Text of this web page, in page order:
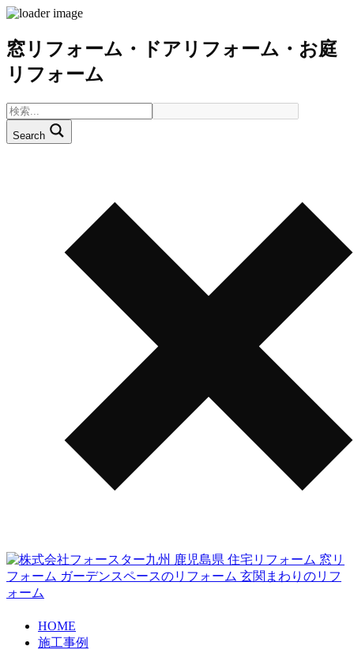
窓リフォーム・ドアリフォーム・お庭
リフォーム
Search
HOME
施工事例